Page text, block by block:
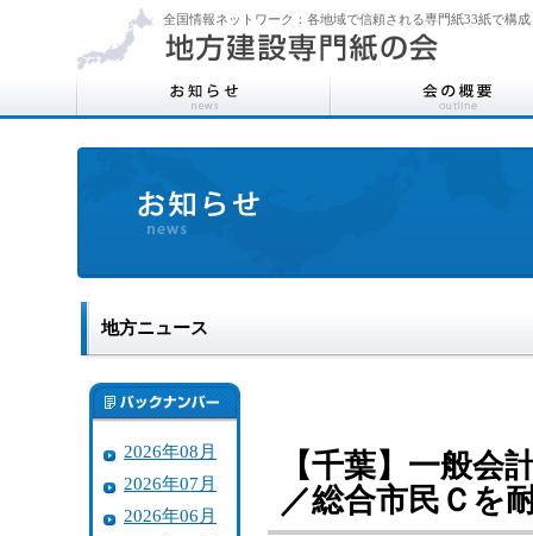
全国情報ネットワーク：各地域で信頼される専門紙33紙で構成
地方ニュース
2026年08月
2026年07月
2026年06月
【千葉】一般会
／総合市民Ｃを